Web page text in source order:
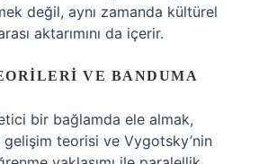
değil, aynı zamanda kültürel
aktarımını da içerir.
VE BANDUMA
bir bağlamda ele almak,
gelişim teorisi ve Vygotsky’nin